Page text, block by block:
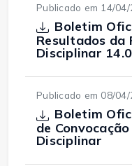
Publicado em 14/
Boletim
Resultados da
Disciplinar
Publicado em 08/
Boletim
de
Disciplinar